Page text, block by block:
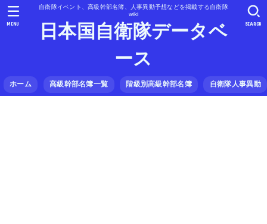
自衛隊イベント、高級幹部名簿、人事異動予想などを掲載する自衛隊
wiki
日本国自衛隊データベ
ース
ホーム 高級幹部名簿一覧 階級別高級幹部名簿 自衛隊人事異動
SEARCH
MENU